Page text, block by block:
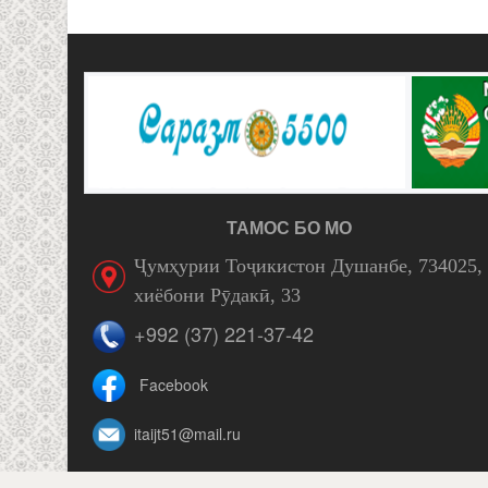
ТАМОС БО МО
Ҷумҳурии Тоҷикистон Душанбе, 734025,
хиёбони Рӯдакӣ, 33
+992 (37) 221-37-42
Facebook
itaijt51@mail.ru